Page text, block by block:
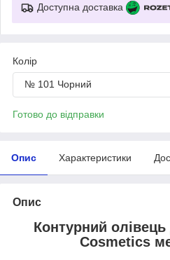
Доступна доставка
Колір
№ 101 Чорний
Готово до відправки
Опис Характеристики
Опис
Контурний
Cosmetics